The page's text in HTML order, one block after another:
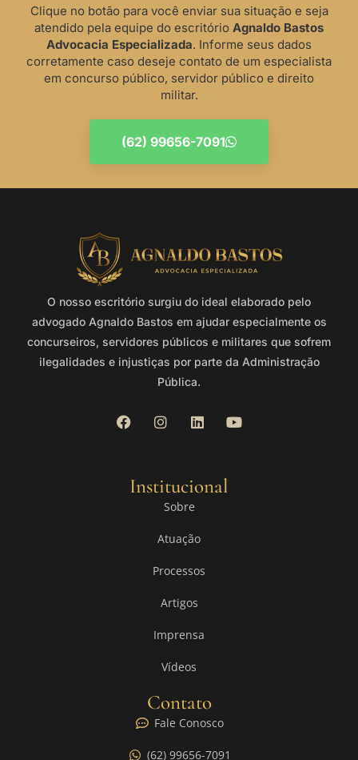
Clique no botão para você enviar sua situação e seja
atendido pela equipe do escritório Agnaldo Bastos
Advocacia Especializada. Informe seus dados
corretamente caso deseje contato de um especialista
em concurso público, servidor público e direito
militar.
(62) 99656-7091
O nosso escritório surgiu do ideal elaborado pelo
advogado Agnaldo Bastos em ajudar especialmente os
concurseiros, servidores públicos e militares que sofrem
ilegalidades e injustiças por parte da Administração
Pública.
Institucional
Sobre
Atuação
Processos
Artigos
Imprensa
Vídeos
Contato
Fale Conosco
(62) 99656-7091